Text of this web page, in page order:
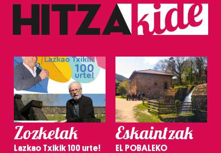
Zozketak
Lazkao Txikik 100 urte!
Eskaintzak
EL POBALEKO